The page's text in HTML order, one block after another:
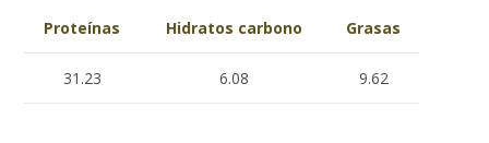
Proteínas Hidratos carbono Grasas
31.23 6.08 9.62